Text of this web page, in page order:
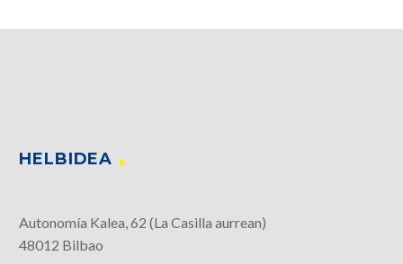
HELBIDEA
Autonomía Kalea, 62 (La Casilla aurrean)
48012 Bilbao